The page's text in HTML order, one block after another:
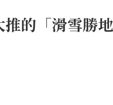
的「滑雪勝